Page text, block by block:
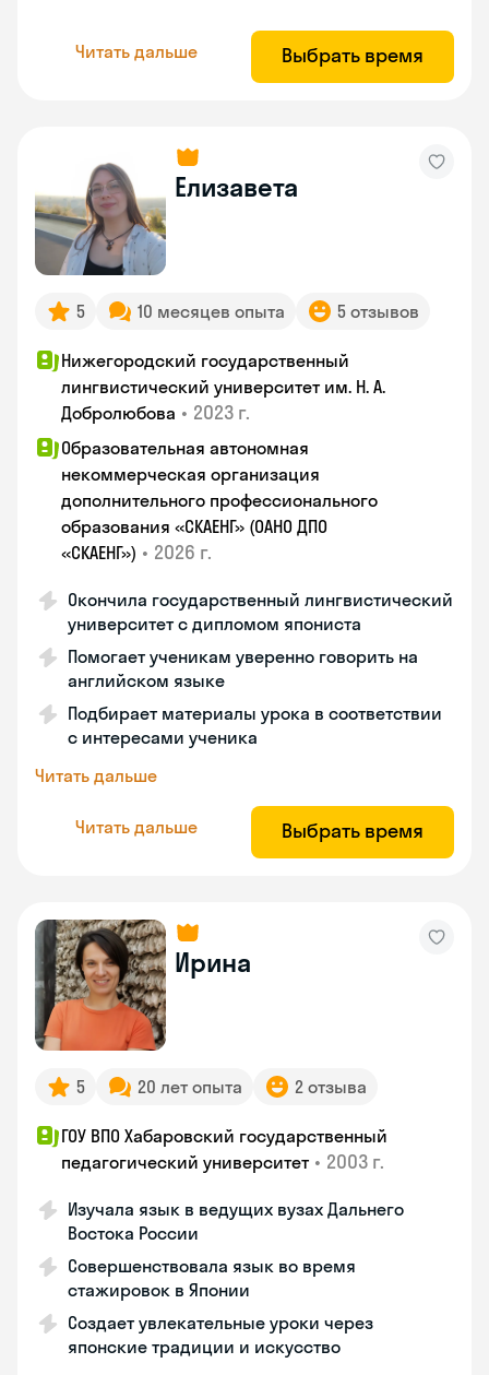
Читать дальше Выбрать время
Елизавета
5 10 месяцев опыта 5 отзывов
Нижегородский государственный
лингвистический университет им. Н. А.
Добролюбова • 2023 г.
Образовательная автономная
некоммерческая организация
дополнительного профессионального
образования «СКАЕНГ» (ОАНО ДПО
«СКАЕНГ») • 2026 г.
Окончила государственный лингвистический
университет с дипломом япониста
Помогает ученикам уверенно говорить на
английском языке
Подбирает материалы урока в соответствии
с интересами ученика
Читать дальше
Читать дальше Выбрать время
Ирина
5 20 лет опыта 2 отзыва
ГОУ ВПО Хабаровский государственный
педагогический университет • 2003 г.
Изучала язык в ведущих вузах Дальнего
Востока России
Совершенствовала язык во время
стажировок в Японии
Создает увлекательные уроки через
японские традиции и искусство